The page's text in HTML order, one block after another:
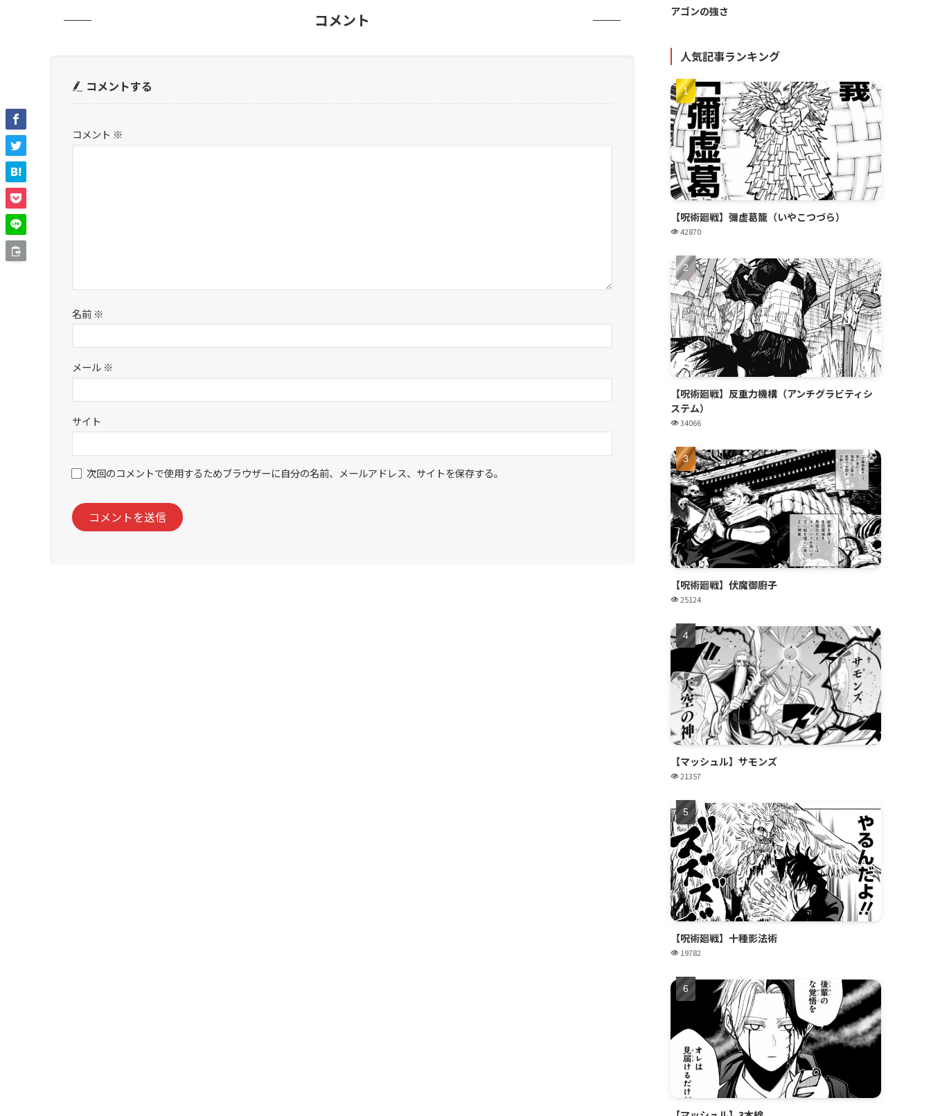
コメント
コメントする
コメント ※
名前 ※
メール ※
サイト
次回のコメントで使用するためブラウザーに自分の名前、メールアドレス、サイトを保存する。
アゴンの強さ
人気記事ランキング
【呪術廻戦】彌虚葛籠（いやこつづら）
42870
【呪術廻戦】反重力機構（アンチグラビティシ
ステム）
34066
【呪術廻戦】伏魔御廚子
25124
【マッシュル】サモンズ
21357
【呪術廻戦】十種影法術
19782